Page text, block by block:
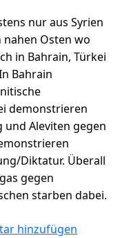
nur aus Syrien
nahen Osten wo
in Bahrain, Türkei
Bahrain
demonstrieren
und Aleviten gegen
Diktatur. Überall
gegen
starben dabei.
in Bahrain, Iran,
hinzufügen